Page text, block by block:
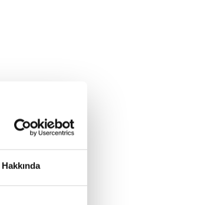
Hakkında